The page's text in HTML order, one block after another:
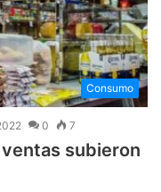
Consumo
0 7
subieron